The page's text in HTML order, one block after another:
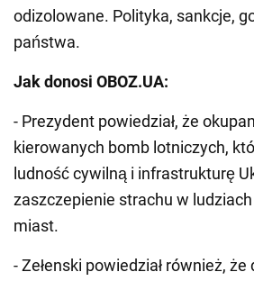
odizolowane. Polityka, sankcje,
państwa.
Jak donosi OBOZ.UA:
- Prezydent powiedział, że
kierowanych bomb lotniczych,
ludność cywilną i infrastrukturę
zaszczepienie strachu w
miast.
- Zełenski powiedział również,